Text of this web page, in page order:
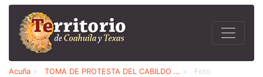
Acuña > TOMA DE PROTESTA DEL CABILDO … > Foto